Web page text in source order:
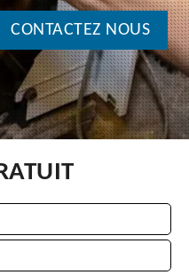
CONTACTEZ NOUS